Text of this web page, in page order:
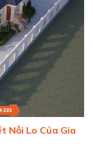
Nỗi Lo Của Gia